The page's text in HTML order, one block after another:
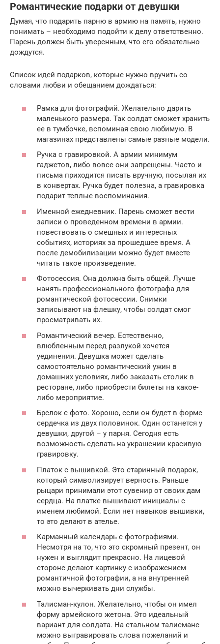
Романтические подарки от девушки
Думая, что подарить парню в армию на память, нужно
понимать – необходимо подойти к делу ответственно.
Парень должен быть уверенным, что его обязательно
дождутся.
Список идей подарков, которые нужно вручить со
словами любви и обещанием дождаться:
Рамка для фотографий. Желательно дарить
маленького размера. Так солдат сможет хранить
ее в тумбочке, вспоминая свою любимую. В
магазинах представлены самые разные модели.
Ручка с гравировкой. А армии минимум
гаджетов, либо вовсе они запрещены. Часто и
письма приходится писать вручную, посылая их
в конвертах. Ручка будет полезна, а гравировка
подарит теплые воспоминания.
Именной ежедневник. Парень сможет вести
записи о проведенном времени в армии.
повествовать о смешных и интересных
событиях, историях за прошедшее время. А
после демобилизации можно будет вместе
читать такое произведение.
Фотосессия. Она должна быть общей. Лучше
нанять профессионального фотографа для
романтической фотосессии. Снимки
записывают на флешку, чтобы солдат смог
просматривать их.
Романтический вечер. Естественно,
влюбленным перед разлукой хочется
уединения. Девушка может сделать
самостоятельно романтический ужин в
домашних условиях, либо заказать столик в
ресторане, либо приобрести билеты на какое-
либо мероприятие.
Брелок с фото. Хорошо, если он будет в форме
сердечка из двух половинок. Один останется у
девушки, другой – у парня. Сегодня есть
возможность сделать на украшении красивую
гравировку.
Платок с вышивкой. Это старинный подарок,
который символизирует верность. Раньше
рыцари принимали этот сувенир от своих дам
сердца. На платке вышивают инициалы с
именем любимой. Если нет навыков вышивки,
то это делают в ателье.
Карманный календарь с фотографиями.
Несмотря на то, что это скромный презент, он
нужен и выглядит прекрасно. На лицевой
стороне делают картинку с изображением
романтичной фотографии, а на внутренней
можно вычеркивать дни службы.
Талисман-кулон. Желательно, чтобы он имел
форму армейского жетона. Это идеальный
вариант для солдата. На стальном талисмане
можно выгравировать слова пожеланий и